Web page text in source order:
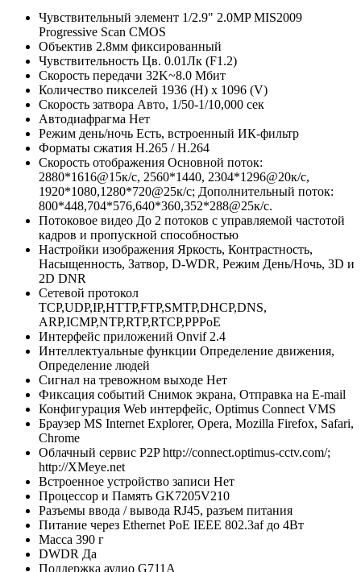
Чувствительный элемент 1/2.9" 2.0MP MIS2009
Progressive Scan CMOS
Объектив 2.8мм фиксированный
Чувствительность Цв. 0.01Лк (F1.2)
Скорость передачи 32K~8.0 Мбит
Количество пикселей 1936 (H) x 1096 (V)
Скорость затвора Авто, 1/50-1/10,000 сек
Автодиафрагма Нет
Режим день/ночь Есть, встроенный ИК-фильтр
Форматы сжатия H.265 / H.264
Скорость отображения Основной поток:
2880*1616@15к/с, 2560*1440, 2304*1296@20к/с,
1920*1080,1280*720@25к/с; Дополнительный поток:
800*448,704*576,640*360,352*288@25к/с.
Потоковое видео До 2 потоков с управляемой частотой
кадров и пропускной способностью
Настройки изображения Яркость, Контрастность,
Насыщенность, Затвор, D-WDR, Режим День/Ночь, 3D и
2D DNR
Сетевой протокол
TCP,UDP,IP,HTTP,FTP,SMTP,DHCP,DNS,
ARP,ICMP,NTP,RTP,RTCP,PPPoE
Интерфейс приложений Onvif 2.4
Интеллектуальные функции Определение движения,
Определение людей
Сигнал на тревожном выходе Нет
Фиксация событий Снимок экрана, Отправка на E-mail
Конфигурация Web интерфейс, Optimus Connect VMS
Браузер MS Internet Explorer, Opera, Mozilla Firefox, Safari,
Chrome
Облачный сервис P2P http://connect.optimus-cctv.com/;
http://XMeye.net
Встроенное устройство записи Нет
Процессор и Память GK7205V210
Разъемы ввода / вывода RJ45, разъем питания
Питание через Ethernet PoE IEEE 802.3af до 4Вт
Масса 390 г
DWDR Да
Поддержка аудио G711A